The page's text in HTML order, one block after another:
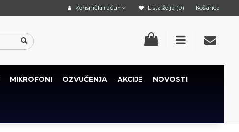
Korisnički račun Lista želja (0) Košarica
MIKROFONI OZVUČENJA AKCIJE NOVOSTI